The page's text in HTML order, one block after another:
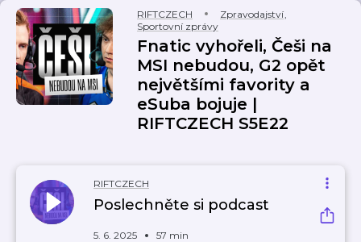
RIFTCZECH Zpravodajství,
Sportovní zprávy
Fnatic vyhořeli, Češi na
MSI nebudou, G2 opět
největšími favority a
eSuba bojuje |
RIFTCZECH S5E22
RIFTCZECH
Poslechněte si podcast
5. 6. 2025 57 min